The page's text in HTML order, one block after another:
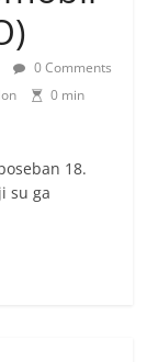
0 Comments
0 min
18.
su ga